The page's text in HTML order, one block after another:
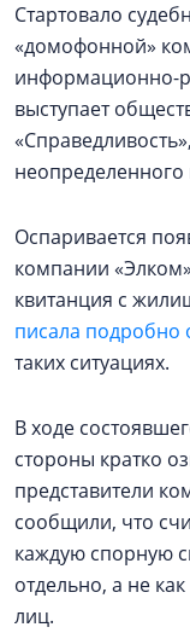
Стартовало
«домофонной»
информационно-
выступает
неопределенного
Оспаривается
компании
квитанция с
писала подробно
таких ситуациях.
В ходе
стороны кратко
представители
сообщили, что
каждую спорную
отдельно, а не
лиц.